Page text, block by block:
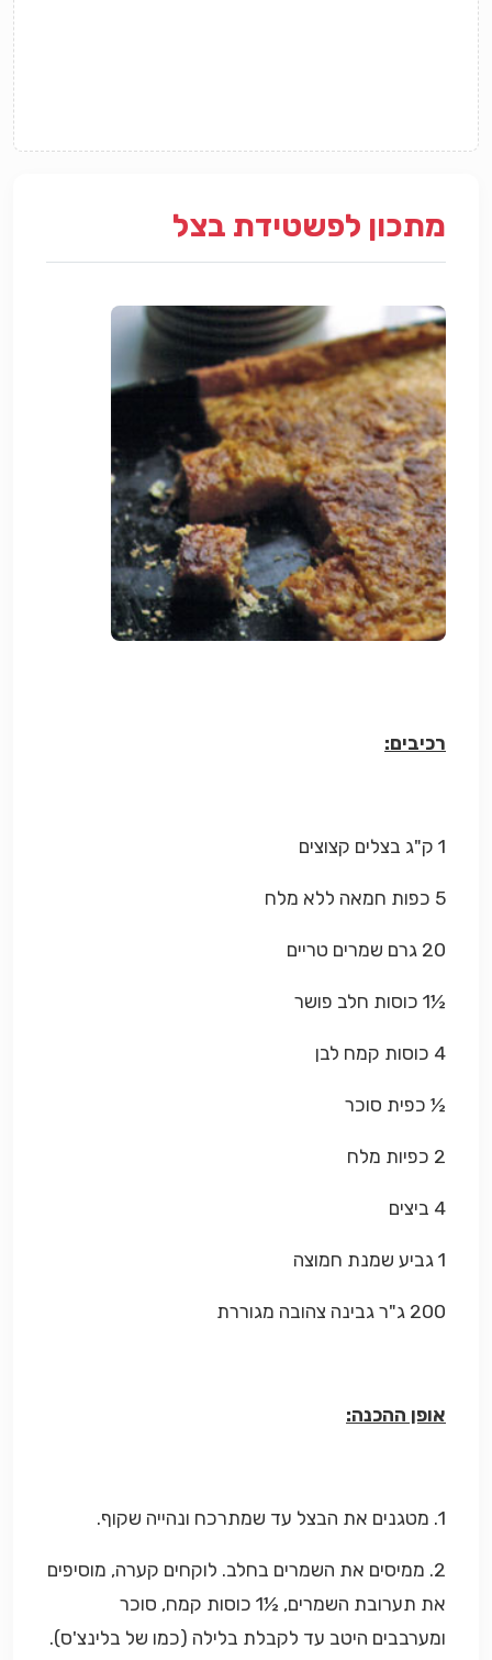
מתכון לפשטידת בצל
רכיבים:
1 ק"ג בצלים קצוצים
5 כפות חמאה ללא מלח
20 גרם שמרים טריים
½1 כוסות חלב פושר
4 כוסות קמח לבן
½ כפית סוכר
2 כפיות מלח
4 ביצים
1 גביע שמנת חמוצה
200 ג"ר גבינה צהובה מגוררת
אופן ההכנה:
1. מטגנים את הבצל עד שמתרכח ונהייה שקוף.
2. ממיסים את השמרים בחלב. לוקחים קערה, מוסיפים
את תערובת השמרים, ½1 כוסות קמח, סוכר
ומערבבים היטב עד לקבלת בלילה (כמו של בלינצ'ס).